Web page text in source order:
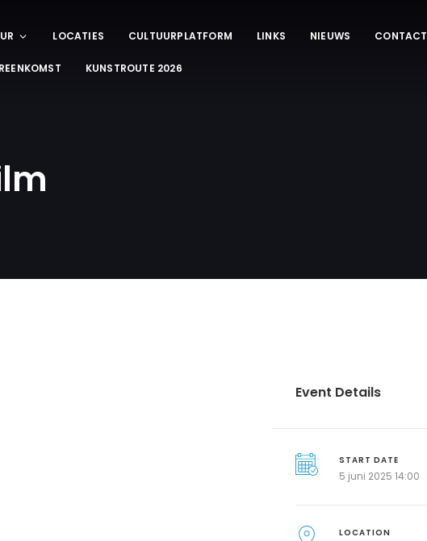
LOCATIES CULTUURPLATFORM LINKS NIEUWS CONTACT
KUNSTROUTE 2026
Event Details
START DATE
5 juni 2025 14:00
LOCATION